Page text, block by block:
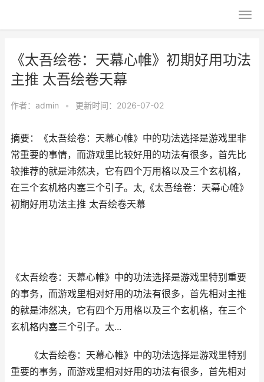
《太吾绘卷：天幕心帷》初期好用功法
主推 太吾绘卷天幕
作者： admin • 更新时间：2026-07-02
摘要：《太吾绘卷：天幕心帷》中的功法选择是游戏里非
常重要的事情，而游戏里比较好用的功法有很多，首先比
较推荐的就是沛然决，它有四个万用格以及三个玄机格，
在三个玄机格内塞三个引子。太,《太吾绘卷：天幕心帷》
初期好用功法主推 太吾绘卷天幕
《太吾绘卷：天幕心帷》中的功法选择是游戏里特别重要
的事务，而游戏里相对好用的功法有很多，首先相对主推
的就是沛然决，它有四个万用格以及三个玄机格，在三个
玄机格内塞三个引子。太...
《太吾绘卷：天幕心帷》中的功法选择是游戏里特别
重要的事务，而游戏里相对好用的功法有很多，首先相对